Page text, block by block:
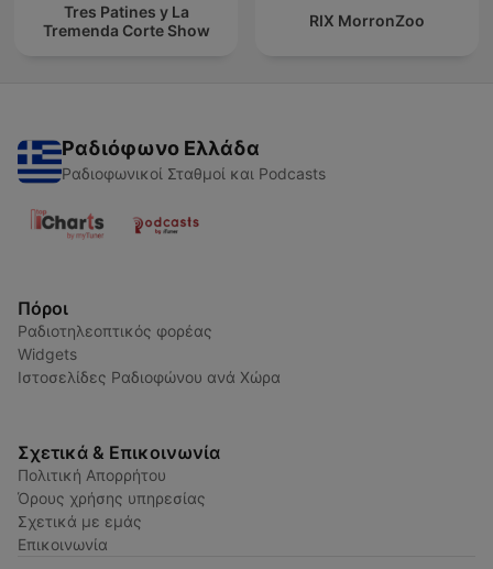
Tres Patines y La
Tremenda Corte Show
RIX MorronZoo
Ραδιόφωνο Ελλάδα
Ραδιοφωνικοί Σταθμοί και Podcasts
Πόροι
Ραδιοτηλεοπτικός φορέας
Widgets
Ιστοσελίδες Ραδιοφώνου ανά Χώρα
Σχετικά & Επικοινωνία
Πολιτική Απορρήτου
Όρους χρήσης υπηρεσίας
Σχετικά με εμάς
Επικοινωνία